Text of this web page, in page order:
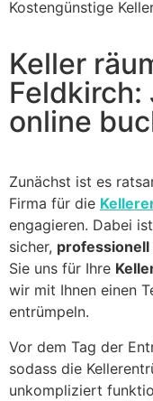
Kostengünstige
Keller
online
Zunächst ist es
Firma für die
engagieren. Dabei
sicher,
Sie uns für Ihre
wir mit Ihnen einen
entrümpeln.
Vor dem Tag der
sodass die
unkompliziert